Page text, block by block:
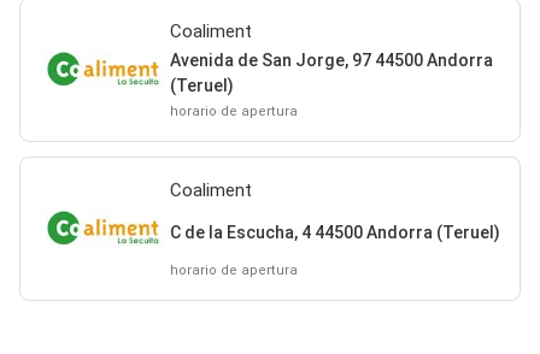
Coaliment
Avenida de San Jorge, 97 44500 Andorra
(Teruel)
horario de apertura
Coaliment
C de la Escucha, 4 44500 Andorra (Teruel)
horario de apertura